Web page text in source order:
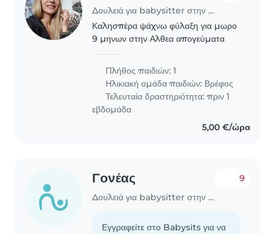
Δουλειά για babysitter στην περιοχή Βάρη
Καλησπέρα ψάχνω φύλαξη για μωρο
9 μηνων στην Αλθεα απογεύματα
Πλήθος παιδιών: 1
Ηλικιακή ομάδα παιδιών: Βρέφος
Τελευταία δραστηριότητα: πριν 1
εβδομάδα
5,00 €/ώρα
Γονέας
Δουλειά για babysitter στην περιοχή Βάρη
9
Εγγραφείτε στο Babysits για να